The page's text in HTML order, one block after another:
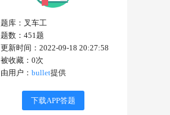
题库： 叉车工
题数： 451题
更新时间： 2022-09-18 20:27:58
被收藏： 0次
由用户： bullet提供
下载APP答题